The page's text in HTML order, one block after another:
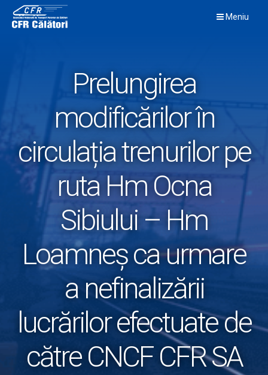
content
Meniu
Prelungirea
modificărilor în
circulația trenurilor pe
ruta Hm Ocna
Sibiului – Hm
Loamneș ca urmare
a nefinalizării
lucrărilor efectuate de
către CNCF CFR SA